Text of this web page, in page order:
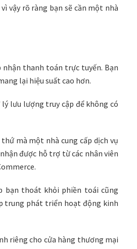
vậy rõ ràng bạn sẽ cần một nhà
nhận thanh toán trực tuyến. Bạn
lại hiệu suất cao hơn.
lưu lượng truy cập để không có
mà một nhà cung cấp dịch vụ
được hỗ trợ từ các nhân viên
bạn thoát khỏi phiền toái cũng
trung phát triển hoạt động kinh
riêng cho cửa hàng thương mại